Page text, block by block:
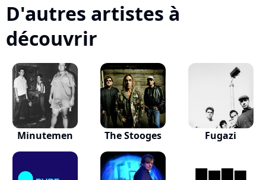
D'autres artistes à
découvrir
Minutemen The Stooges Fugazi